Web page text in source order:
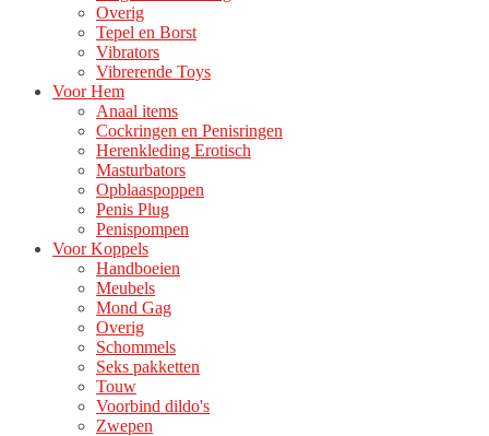
Overig
Tepel en Borst
Vibrators
Vibrerende Toys
Voor Hem
Anaal items
Cockringen en Penisringen
Herenkleding Erotisch
Masturbators
Opblaaspoppen
Penis Plug
Penispompen
Voor Koppels
Handboeien
Meubels
Mond Gag
Overig
Schommels
Seks pakketten
Touw
Voorbind dildo's
Zwepen